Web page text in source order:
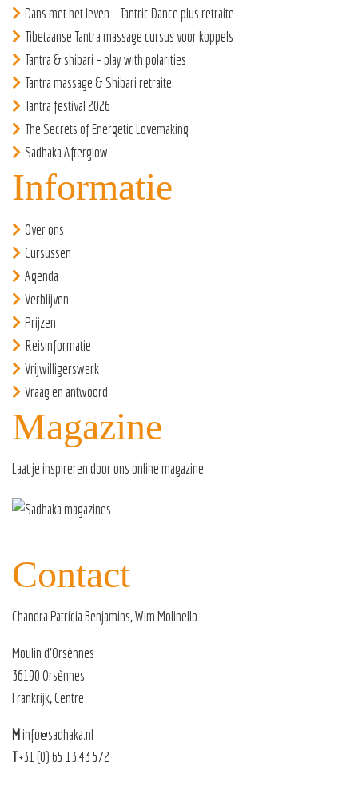
Dans met het leven – Tantric Dance plus retraite
Tibetaanse Tantra massage cursus voor koppels
Tantra & shibari – play with polarities
Tantra massage & Shibari retraite
Tantra festival 2026
The Secrets of Energetic Lovemaking
Sadhaka Afterglow
Informatie
Over ons
Cursussen
Agenda
Verblijven
Prijzen
Reisinformatie
Vrijwilligerswerk
Vraag en antwoord
Magazine
Laat je inspireren door ons online magazine.
Contact
Chandra Patricia Benjamins, Wim Molinello
Moulin d’Orsènnes
36190 Orsènnes
Frankrijk, Centre
Minfo@sadhaka.nl
T+31 (0) 65 13 43 572